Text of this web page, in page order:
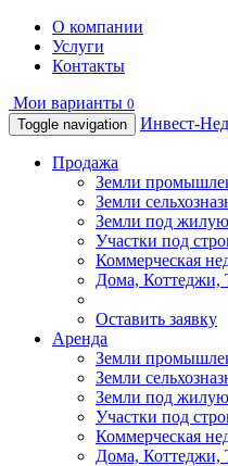
О компании
Услуги
Контакты
Мои варианты 0
Toggle navigation
Инвест-
Продажа
Земли
Земли
Земли под жилую
Участки под
Коммерческая
Дома, Коттеджи,
Оставить заявку
Аренда
Земли
Земли
Земли под жилую
Участки под
Коммерческая
Дома, Коттеджи,